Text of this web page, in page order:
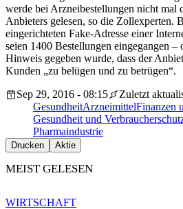
werde bei Arzneibestellungen nicht mal
Anbieters gelesen, so die Zollexperten.
eingerichteten Fake-Adresse einer
seien 1400 Bestellungen eingegangen
Hinweis gegeben wurde, dass der
Kunden „zu belügen und zu betrügen“.
Sep 29, 2016 - 08:15
Zuletzt
GesundheitArzneimittelFinanzen
Gesundheit und
Pharmaindustrie
Drucken Aktie
MEIST GELESEN
WIRTSCHAFT